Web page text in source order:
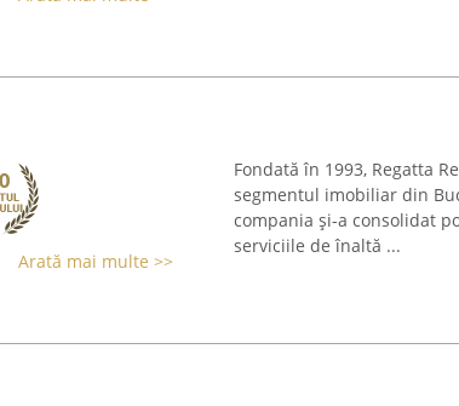
Arată mai multe >>
Fondată în 1993, Regatta
segmentul imobiliar din
compania și-a consolidat
serviciile de înaltă ...